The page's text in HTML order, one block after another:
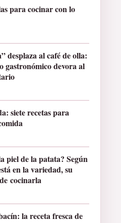
para cocinar con lo
desplaza al café de olla:
gastronómico devora al
siete recetas para
piel de la patata? Según
en la variedad, su
cocinarla
la receta fresca de